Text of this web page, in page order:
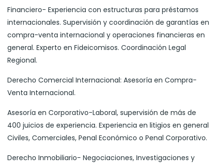
Financiero- Experiencia con estructuras para préstamos
internacionales. Supervisión y coordinación de garantías en
compra-venta internacional y operaciones financieras en
general. Experto en Fideicomisos. Coordinación Legal
Regional.
Derecho Comercial Internacional: Asesoría en Compra-
Venta Internacional.
Asesoría en Corporativo-Laboral, supervisión de más de
400 juicios de experiencia. Experiencia en litigios en general
Civiles, Comerciales, Penal Económico o Penal Corporativo.
Derecho Inmobiliario- Negociaciones, Investigaciones y